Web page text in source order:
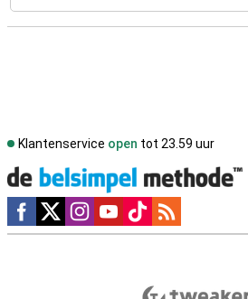
Klantenservice open tot 23.59 uur
Social media